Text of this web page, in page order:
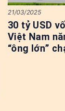
30 tỷ USD
Việt Nam
“ông lớn”
21/03/2025